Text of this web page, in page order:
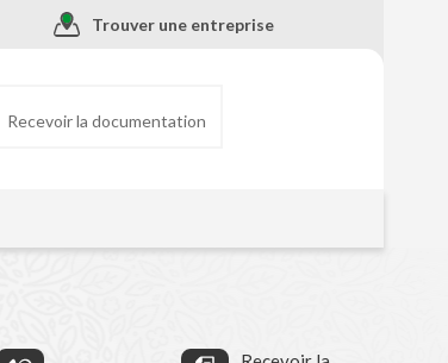
Trouver une entreprise
Recevoir la documentation